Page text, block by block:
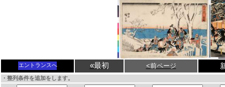
エントランスへ «最初 <前ページ
・整列条件を追加をします。